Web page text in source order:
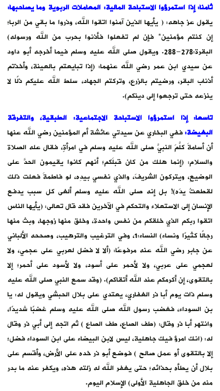
ثامنا: إذا استمرؤوا الاستباحة المالية: المعاملات الربوية وما يصاحبها:
يقول عز جاهه: ( يأيها الذين آمنوا اتقوا الله، وذروا ما بقي من الربا؛
إن كنتم مؤمنين* فإن لم تفعلوا فأذنوا بحرب من الله ورسوله)
البقرة:278-288. ويقول صلى الله عليه وسلم فيما أخرجه أبو داود
عن سيدي ابن عمر رضي الله عنهما: (إذا تبايعتم بالعينة، وأخذتم
أذناب البقر، ورضيتم بالزرع، وتركتم الجهاد، سلط الله عليكم ذلًا لا
ينزعه حتى ترجعوا إلى دينكم).
تاسعا: إذا استمرؤوا الاستباحة الاجتماعية: الطبقية، والتفرقة
البغيضة:ففي البخاري عن سيدتي عائشة أم المؤمنين رضي الله عنها
أن أسامةَ كلَّمَ النبيَّ صلى الله عليه وسلم في امرأةٍ، فقال عله الصلاة
والسلام: (إنما هلك من كان قبلَكم؛ أنهم كانوا يقيمون الحدَّ على
الوضيعِ، ويتركون الشريفَ، والذي نفسي بيدِه، لو فاطمةَ فعلت ذلك
لقطعتُ يدَه)! بل إنه صلى الله عليه وسلم ألغى كل سبب يدفع
الإنسان إلى الاستعلاء والتحكم في الآخرين فقد قال تعالى: (يأيها الناس
اتقوا ربكم الذي خلقكم من نفس واحدة، وخلق منها زوجها، وبث منها
رجالًا كثيرًا ونساء) النساء:1، وفي الترغيب والترهيب، وصححه الألباني
عن جابر رضي الله عنه مرفوعًا: (ألا لا فضل لعربي على عجمي، ولا
لعجمي على عربي، ولا لأحمر على أسود، ولا لأسود على أحمر؛ إلا
بالتقوى، إن أكرمكم عند الله أتقاكم). (وقد سمع النبي صلى الله عليه
وسلم ذات يوم أبا ذر الغفاري، يعتدي على بلال الحبشي ويقول له: يا
بن السوداء، فغضب رسول الله صلى الله عليه وسلم غضبًا شديدًا،
وانتهر أبا ذر وقال: (طف الصاع، طف الصاع ) ثم اتجه إلى أبي ذر وقال
له: (انك امرؤ فيك جاهلية، ليس لابن البيضاء على ابن السوداء فضل؛
إلا بالتقوى أو عمل صالح ) فوضع أبو ذر خده على الأرض، وأقسم على
بلال أن يطأه بحذائه؛ حتى يغفر الله له زلته هذه، ويكفر عنه ما بدر
منه من خلق الجاهلية الأولى) الإسلام اليوم.